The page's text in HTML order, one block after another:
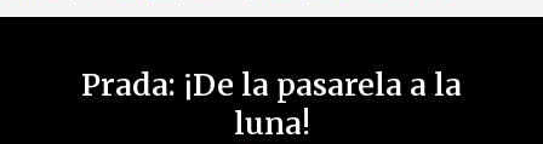
Prada: ¡De la pasarela a la
luna!